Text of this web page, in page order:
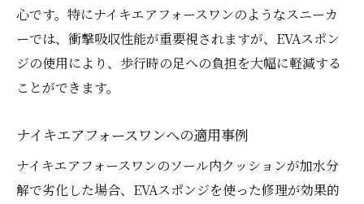
心です。特にナイキエアフォースワンのようなスニーカ
ーでは、衝撃吸収性能が重要視されますが、EVAスポン
ジの使用により、歩行時の足への負担を大幅に軽減する
ことができます。
ナイキエアフォースワンへの適用事例
ナイキエアフォースワンのソール内クッションが加水分
解で劣化した場合、EVAスポンジを使った修理が効果的